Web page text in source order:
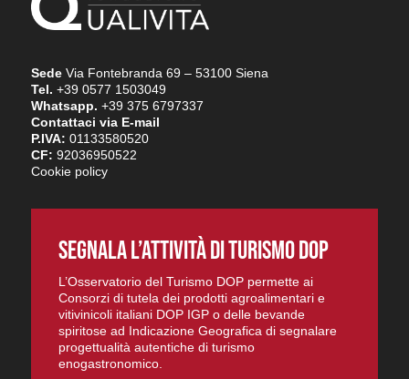
SedeVia Fontebranda 69 – 53100 Siena
Tel. +39 0577 1503049
Whatsapp. +39 375 6797337
Contattaci via E-mail
P.IVA: 01133580520
CF: 92036950522
Cookie policy
SEGNALA L’ATTIVITÀ DI TURISMO DOP
L’Osservatorio del Turismo DOP permette ai
Consorzi di tutela dei prodotti agroalimentari e
vitivinicoli italiani DOP IGP o delle bevande
spiritose ad Indicazione Geografica di segnalare
progettualità autentiche di turismo
enogastronomico.